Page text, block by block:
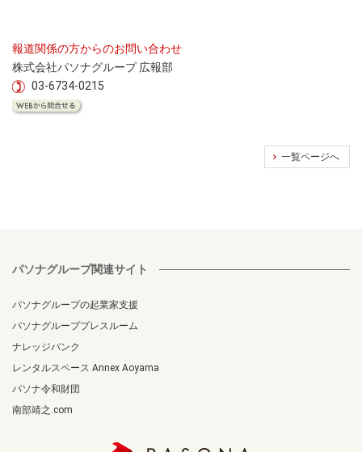
報道関係の方からのお問い合わせ
株式会社パソナグループ 広報部
03-6734-0215
一覧ページへ
パソナグループ関連サイト
パソナグループの起業家支援
パソナグループプレスルーム
ナレッジバンク
レンタルスペース Annex Aoyama
パソナ令和財団
南部靖之.com